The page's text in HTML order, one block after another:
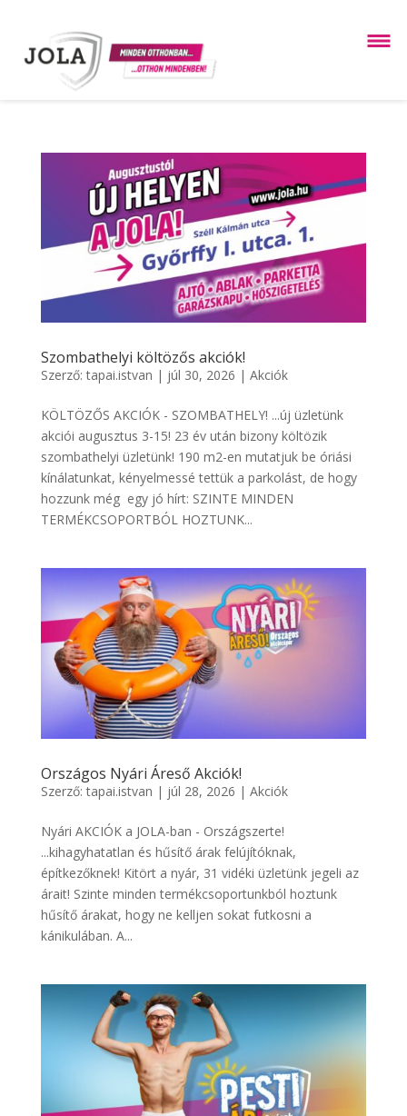
Szombathelyi költözős akciók!
Szerző:tapai.istvan | júl 30, 2026 | Akciók
KÖLTÖZŐS AKCIÓK - SZOMBATHELY! ...új üzletünk
akciói augusztus 3-15! 23 év után bizony költözik
szombathelyi üzletünk! 190 m2-en mutatjuk be óriási
kínálatunkat, kényelmessé tettük a parkolást, de hogy
hozzunk még egy jó hírt: SZINTE MINDEN
TERMÉKCSOPORTBÓL HOZTUNK...
Országos Nyári Áreső Akciók!
Szerző:tapai.istvan | júl 28, 2026 | Akciók
Nyári AKCIÓK a JOLA-ban - Országszerte!
...kihagyhatatlan és hűsítő árak felújítóknak,
építkezőknek! Kitört a nyár, 31 vidéki üzletünk jegeli az
árait! Szinte minden termékcsoportunkból hoztunk
hűsítő árakat, hogy ne kelljen sokat futkosni a
kánikulában. A...